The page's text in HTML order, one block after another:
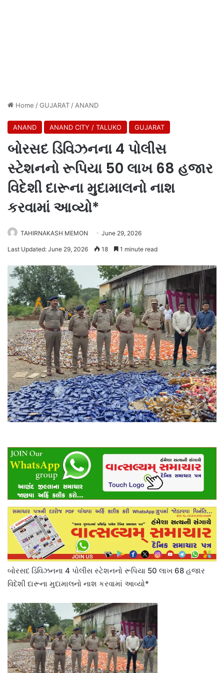
Home /GUJARAT / ANAND
ANAND ANAND CITY / TALUKO GUJARAT
બોરસદ ડિવિઝનના 4 પોલીસ
સ્ટેશનનો રૂપિયા 50 લાખ 68 હજાર
વિદેશી દારૂના મુદામાલનો નાશ
કરવામાં આવ્યો*
TAHIRNAKASH MEMON June 29, 2026
Last Updated: June 29, 2026 18 1 minute read
બોરસદ ડિવિઝનના 4 પોલીસ સ્ટેશનનો રૂપિયા 50 લાખ 68 હજાર
વિદેશી દારૂના મુદામાલનો નાશ કરવામાં આવ્યો*